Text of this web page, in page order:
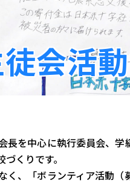
会活動
長を中心に執行委員会、
くりです。
く、「ボランティア活動